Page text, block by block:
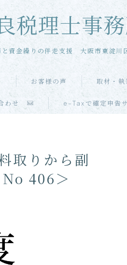
税理士事
資金繰りの伴走支援 大阪市東淀川
お客様の声 取材・
わせ e-Taxで確定申告
申告取りから副
406＞